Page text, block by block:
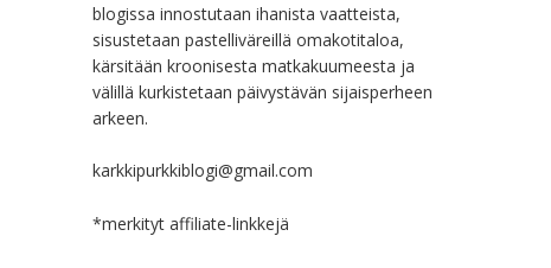
blogissa innostutaan ihanista vaatteista,
sisustetaan pastelliväreillä omakotitaloa,
kärsitään kroonisesta matkakuumeesta ja
välillä kurkistetaan päivystävän sijaisperheen
arkeen.
karkkipurkkiblogi@gmail.com
*merkityt affiliate-linkkejä